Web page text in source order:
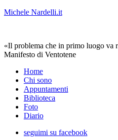
Michele Nardelli.it
«Il problema che in primo luogo va
Manifesto di Ventotene
Home
Chi sono
Appuntamenti
Biblioteca
Foto
Diario
seguimi su facebook